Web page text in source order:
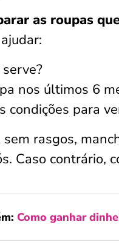
as roupas
nos últimos 6
condições para
rasgos,
Caso contrário,
Como ganhar